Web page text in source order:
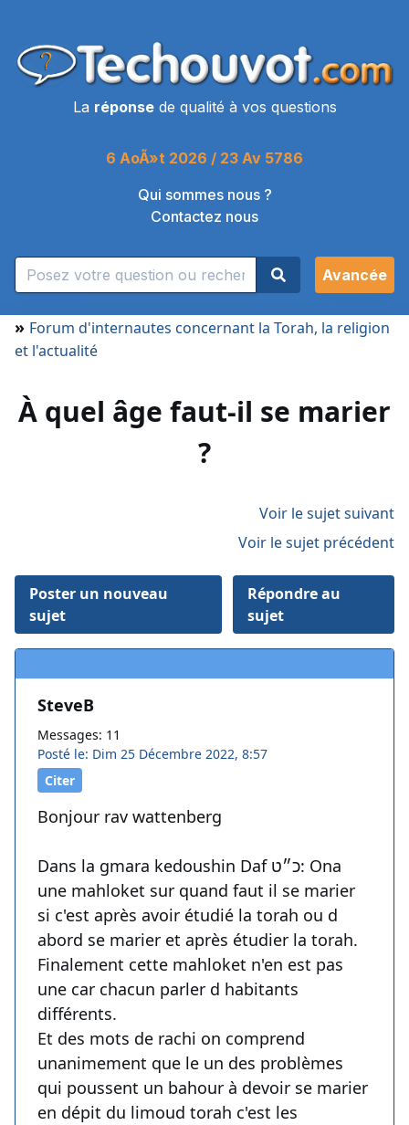
La réponsede qualité à vos questions
6 AoÃ»t 2026 / 23 Av 5786
Qui sommes nous ?
Contactez nous
Avancée
» Forum d'internautes concernant la Torah, la religion
et l'actualité
À quel âge faut-il se marier
?
Voir le sujet suivant
Voir le sujet précédent
Poster un nouveau
sujet
Répondre au
sujet
SteveB
Messages: 11
Posté le: Dim 25 Décembre 2022, 8:57
Citer
Bonjour rav wattenberg
Dans la gmara kedoushin Daf כ״ט: Ona
une mahloket sur quand faut il se marier
si c'est après avoir étudié la torah ou d
abord se marier et après étudier la torah.
Finalement cette mahloket n'en est pas
une car chacun parler d habitants
différents.
Et des mots de rachi on comprend
unanimement que le un des problèmes
qui poussent un bahour à devoir se marier
en dépit du limoud torah c'est les